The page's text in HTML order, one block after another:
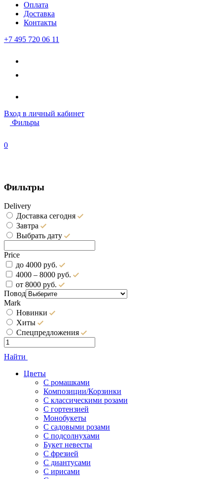
Оплата
Доставка
Контакты
+7 495 720 06 11
Вход в личный кабинет
Фильры
0
Фильтры
Delivery
Доставка сегодня
Завтра
Выбрать дату
Price
до 4000 руб.
4000 – 8000 руб.
от 8000 руб.
Повод
Mark
Новинки
Хиты
Спецпредложения
Найти
Цветы
С ромашками
Композиции/Корзинки
С классическими розами
С гортензией
Монобукеты
С садовыми розами
С подсолнухами
Букет невесты
С фрезией
С диантусами
С ирисами